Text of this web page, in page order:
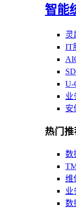
智能
灵
IT
U-
业
安
热门推
数
维
业
数